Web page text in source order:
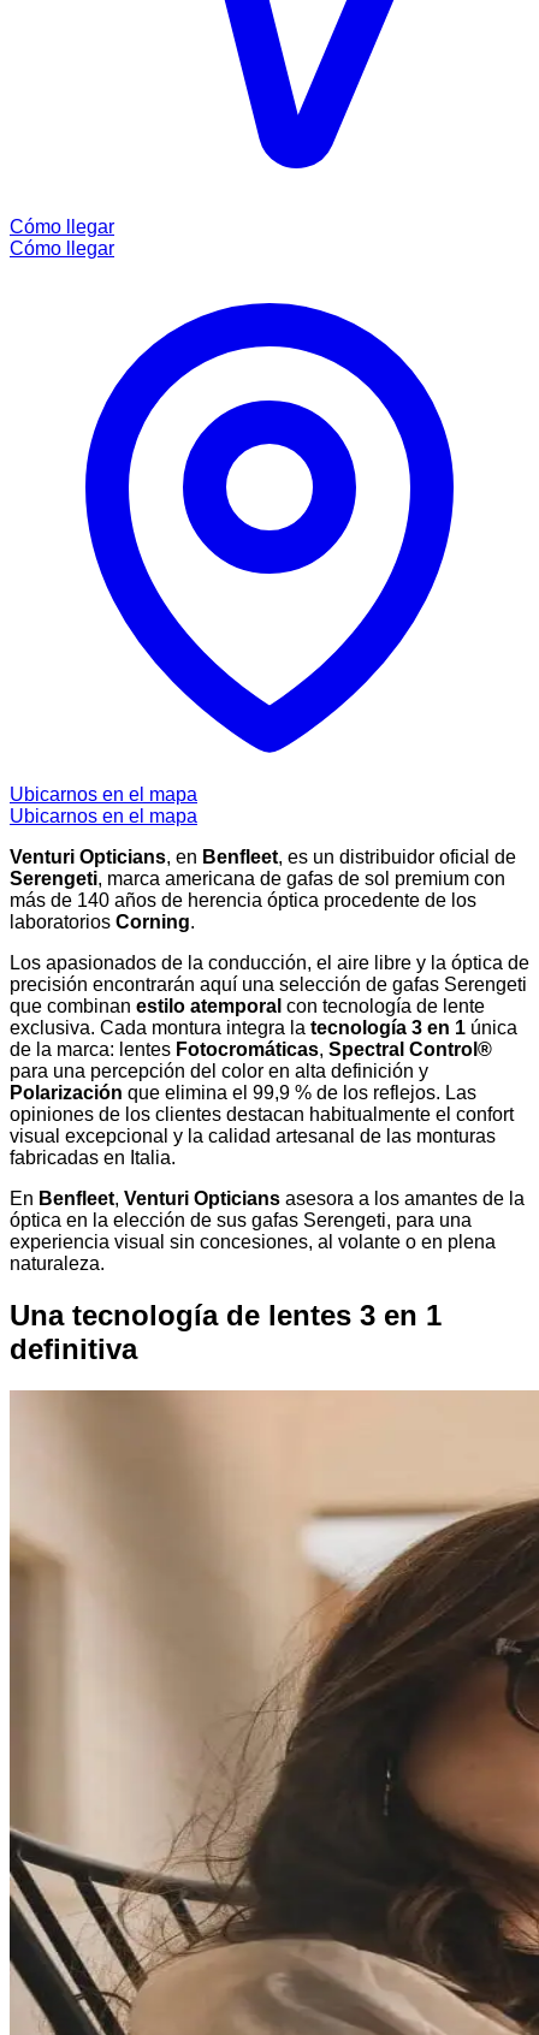
Cómo llegar
Cómo llegar
Ubicarnos en el mapa
Ubicarnos en el mapa
Venturi Opticians, en Benfleet, es un distribuidor oficial de
Serengeti, marca americana de gafas de sol premium con
más de 140 años de herencia óptica procedente de los
laboratorios Corning.
Los apasionados de la conducción, el aire libre y la óptica de
precisión encontrarán aquí una selección de gafas Serengeti
que combinan estilo atemporal con tecnología de lente
exclusiva. Cada montura integra la tecnología 3 en 1 única
de la marca: lentes Fotocromáticas, Spectral Control®
para una percepción del color en alta definición y
Polarización que elimina el 99,9 % de los reflejos. Las
opiniones de los clientes destacan habitualmente el confort
visual excepcional y la calidad artesanal de las monturas
fabricadas en Italia.
En Benfleet, Venturi Opticians asesora a los amantes de la
óptica en la elección de sus gafas Serengeti, para una
experiencia visual sin concesiones, al volante o en plena
naturaleza.
Una tecnología de lentes 3 en 1
definitiva